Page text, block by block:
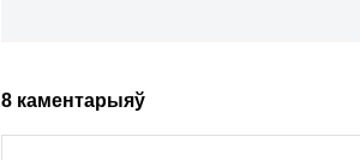
8 каментарыяў